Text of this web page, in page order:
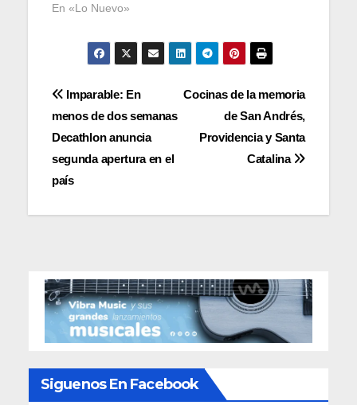
En «Lo Nuevo»
Navegación
de
entradas
Cocinas de la memoria
de San Andrés,
Providencia y Santa
Catalina
Imparable: En
menos de dos semanas
Decathlon anuncia
segunda apertura en el
país
Siguenos En Facebook